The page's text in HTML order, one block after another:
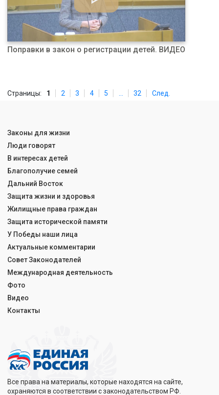
Поправки в закон о регистрации детей. ВИДЕО
Страницы: 1 2 3 4 5 32 След.
Все права на материалы, которые находятся на сайте,
охраняются в соответствии с законодательством РФ.
Законы для жизни
Люди говорят
В интересах детей
Благополучие семей
Дальний Восток
Защита жизни и здоровья
Жилищные права граждан
Защита исторической памяти
У Победы наши лица
Актуальные комментарии
Совет Законодателей
Международная деятельность
Фото
Видео
Контакты